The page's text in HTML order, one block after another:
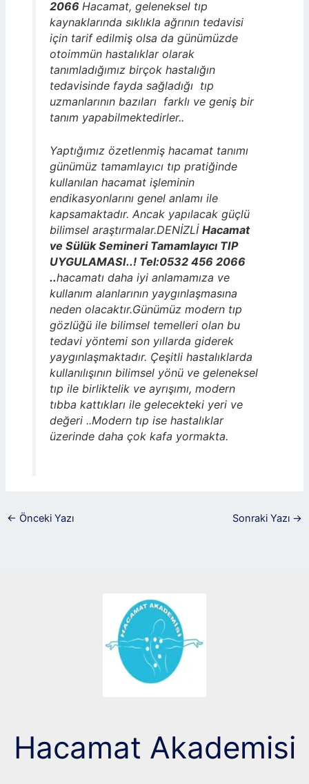
2066 Hacamat, geleneksel tıp
kaynaklarında sıklıkla ağrının tedavisi
için tarif edilmiş olsa da günümüzde
otoimmün hastalıklar olarak
tanımladığımız birçok hastalığın
tedavisinde fayda sağladığı tıp
uzmanlarının bazıları farklı ve geniş bir
tanım yapabilmektedirler..
Yaptığımız özetlenmiş hacamat tanımı
günümüz tamamlayıcı tıp pratiğinde
kullanılan hacamat işleminin
endikasyonlarını genel anlamı ile
kapsamaktadır. Ancak yapılacak güçlü
bilimsel araştırmalar.DENİZLİ Hacamat
ve Sülük Semineri Tamamlayıcı TIP
UYGULAMASI..! Tel:0532 456 2066
..hacamatı daha iyi anlamamıza ve
kullanım alanlarının yaygınlaşmasına
neden olacaktır.Günümüz modern tıp
gözlüğü ile bilimsel temelleri olan bu
tedavi yöntemi son yıllarda giderek
yaygınlaşmaktadır. Çeşitli hastalıklarda
kullanılışının bilimsel yönü ve geleneksel
tıp ile birliktelik ve ayrışımı, modern
tıbba kattıkları ile gelecekteki yeri ve
değeri ..Modern tıp ise hastalıklar
üzerinde daha çok kafa yormakta.
← Önceki Yazı Sonraki Yazı →
Hacamat Akademisi